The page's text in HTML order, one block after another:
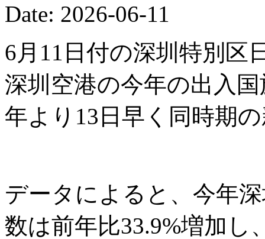
Date: 2026-06-11
6月11日付の深圳特別区
深圳空港の今年の出入
年より13日早く同時期
データによると、今年
数は前年比33.9%増加し